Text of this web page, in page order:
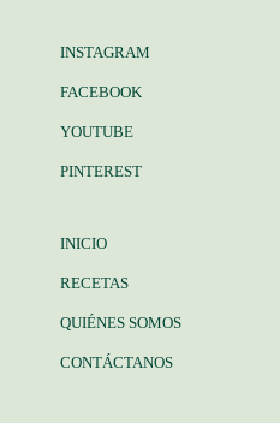
INSTAGRAM
FACEBOOK
YOUTUBE
PINTEREST
INICIO
RECETAS
QUIÉNES SOMOS
CONTÁCTANOS